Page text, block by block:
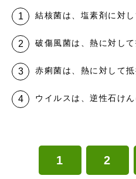
結核菌は、塩素剤に対し
破傷風菌は、熱に対して
赤痢菌は、熱に対して抵
ウイルスは、逆性石け
1 2